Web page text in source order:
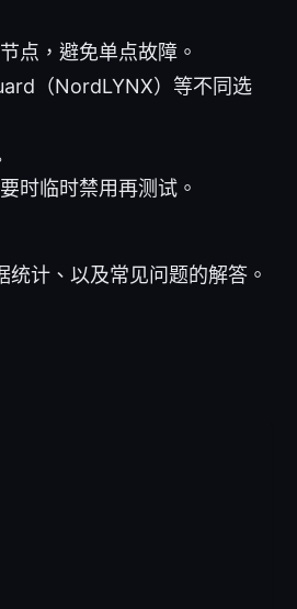
点，避免单点故障。
（NordLYNX）等不同选
时临时禁用再测试。
计、以及常见问题的解答。